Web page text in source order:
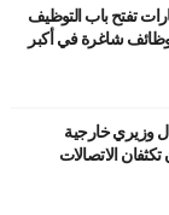
تفتح باب التوظيف
وظائف شاغرة في أكبر
وزيري خارجية
الاتصالات